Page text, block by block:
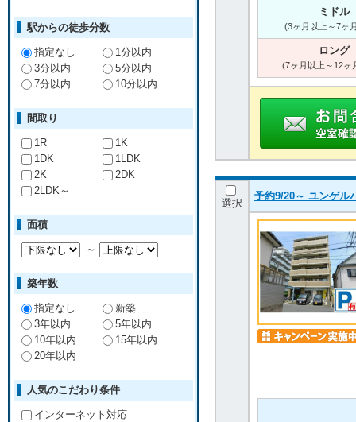
ミドル
(3ヶ月以上～7ヶ
ロング
(7ヶ月以上～12ヶ
選択
予約9/20～ ユンゲル
駅からの徒歩分数
指定なし
1分以内
3分以内
5分以内
7分以内
10分以内
間取り
1R
1K
1DK
1LDK
2K
2DK
2LDK～
面積
～
築年数
指定なし
新築
3年以内
5年以内
10年以内
15年以内
20年以内
人気のこだわり条件
インターネット対応